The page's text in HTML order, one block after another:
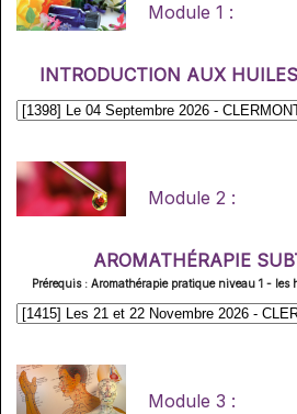
Module 1 :
INTRODUCTION AUX
Module 2 :
AROMATHÉRAPIE
Prérequis : Aromathérapie pratique niveau 1 - les
Module 3 :